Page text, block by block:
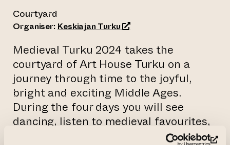
Courtyard
Organiser: Keskiajan Turku(opens an external
Medieval Turku 2024 takes the
courtyard of Art House Turku on a
journey through time to the joyful,
bright and exciting Middle Ages.
During the four days you will see
dancing, listen to medieval favourites,
go on a fairytale adventure and watch